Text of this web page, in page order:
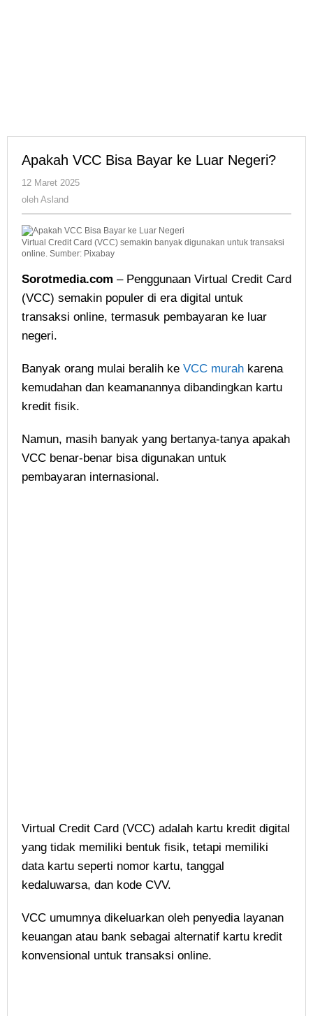
Apakah VCC Bisa Bayar ke Luar Negeri?
12 Maret 2025
oleh Asland
Virtual Credit Card (VCC) semakin banyak digunakan untuk transaksi
online. Sumber: Pixabay
Sorotmedia.com – Penggunaan Virtual Credit Card
(VCC) semakin populer di era digital untuk
transaksi online, termasuk pembayaran ke luar
negeri.
Banyak orang mulai beralih ke VCC murah karena
kemudahan dan keamanannya dibandingkan kartu
kredit fisik.
Namun, masih banyak yang bertanya-tanya apakah
VCC benar-benar bisa digunakan untuk
pembayaran internasional.
Virtual Credit Card (VCC) adalah kartu kredit digital
yang tidak memiliki bentuk fisik, tetapi memiliki
data kartu seperti nomor kartu, tanggal
kedaluwarsa, dan kode CVV.
VCC umumnya dikeluarkan oleh penyedia layanan
keuangan atau bank sebagai alternatif kartu kredit
konvensional untuk transaksi online.